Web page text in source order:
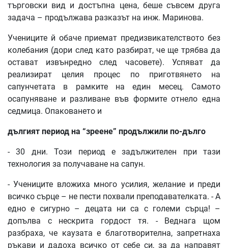
търговски вид и достъпна цена, беше съвсем друга
задача – продължава разказът на инж. Маринова.
Учениците й обаче приемат предизвикателството без
колебания (дори след като разбират, че ще трябва да
остават извънредно след часовете). Успяват да
реализират целия процес по приготвянето на
сапунчетата в рамките на един месец. Самото
осапуняване и разливане във формите отнело една
седмица. Опаковането и
дългият период на “зреене” продължили по-дълго
- 30 дни. Този период е задължителен при тази
технология за получаване на сапун.
- Учениците вложиха много усилия, желание и преди
всичко сърце – не пести похвали преподавателката. - А
едно е сигурно – децата ни са с големи сърца! –
допълва с нескрита гордост тя. - Веднага щом
разбраха, че каузата е благотворителна, запретнаха
ръкави и дадоха всичко от себе си, за да направят